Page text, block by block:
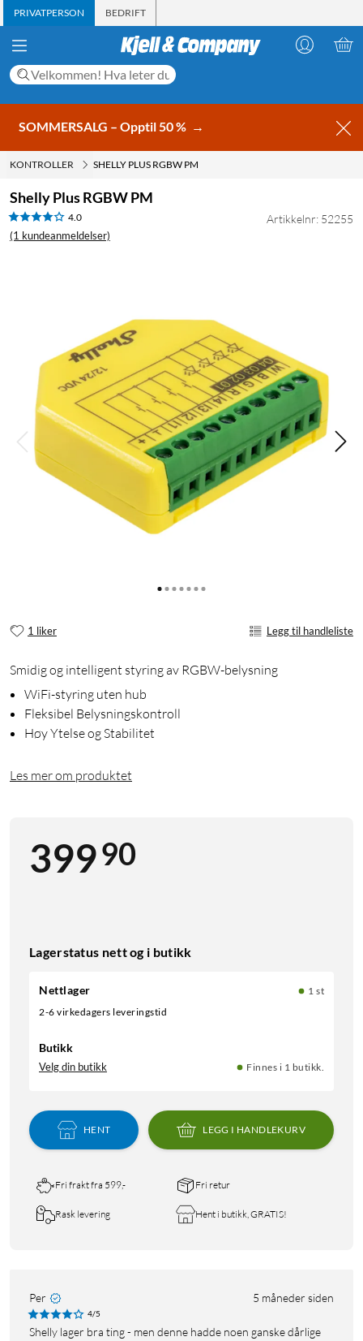
PRIVATPERSON BEDRIFT
SOMMERSALG – Opptil 50 % →
KONTROLLER SHELLY PLUS RGBW PM
Shelly Plus RGBW PM
4.0
(1 kundeanmeldelser)
Artikkelnr: 52255
1 liker Legg til handleliste
Smidig og intelligent styring av RGBW-belysning
WiFi-styring uten hub
Fleksibel Belysningskontroll
Høy Ytelse og Stabilitet
Les mer om produktet
39990
Lagerstatus nett og i butikk
Nettlager
1 st
2-6 virkedagers leveringstid
Butikk
Velg din butikk Finnes i 1 butikk.
HENT LEGG I HANDLEKURV
Fri frakt fra 599,- Fri retur
Rask levering Hent i butikk, GRATIS!
Per 5 måneder siden
4/5
Shelly lager bra ting - men denne hadde noen ganske dårlige